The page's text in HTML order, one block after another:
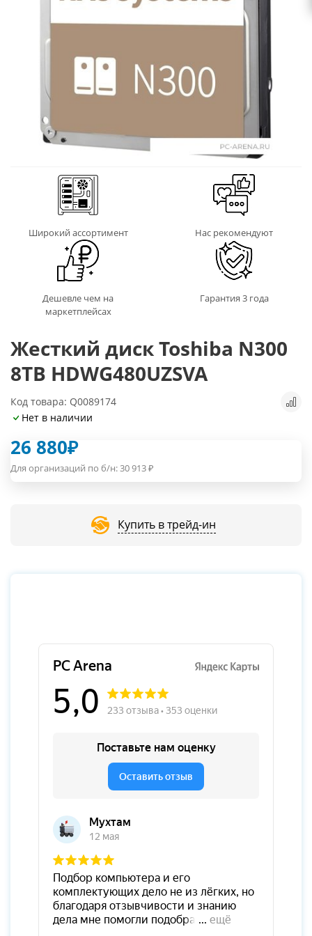
Широкий ассортимент Нас рекомендуют
Дешевле чем на
маркетплейсах
Гарантия 3 года
Жесткий диск Toshiba N300
8TB HDWG480UZSVA
Код товара: Q0089174
Нет в наличии
26 880₽
Для организаций по б/н: 30 913₽
Купить в трейд-ин